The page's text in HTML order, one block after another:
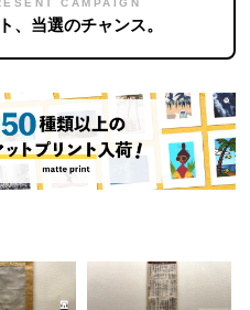
CAMPAIGN
、当選のチャンス。